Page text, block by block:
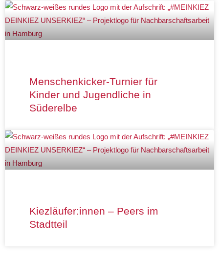
Menschenkicker-Turnier für
Kinder und Jugendliche in
Süderelbe
Kiezläufer:innen – Peers im
Stadtteil